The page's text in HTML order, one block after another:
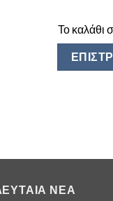
Το καλάθι
ΝΈΑ